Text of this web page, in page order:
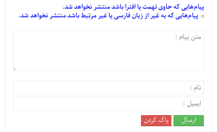
پیام‌هاییکه حاوی تهمت یا افترا باشد منتشر نخواهد شد.
پیام‌هاییکه به غیر از زبان فارسی یا غیر مرتبط باشد منتشر نخواهد شد.